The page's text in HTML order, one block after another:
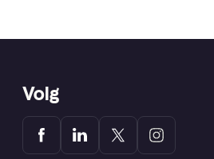
Volg